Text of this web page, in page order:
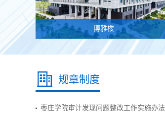
博雅楼
规章制度
枣庄学院审计发现问题整改工作实施办法